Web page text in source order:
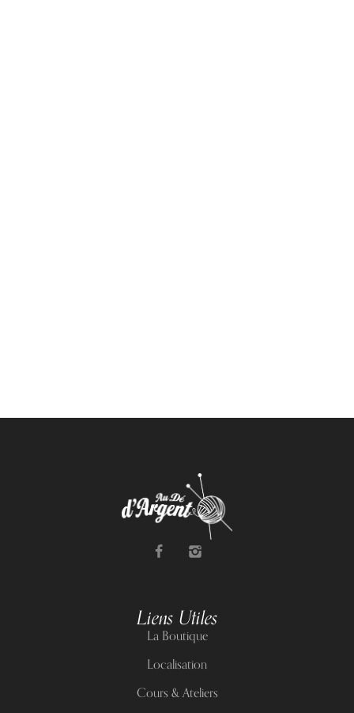
Liens Utiles
La Boutique
Localisation
Cours & Ateliers